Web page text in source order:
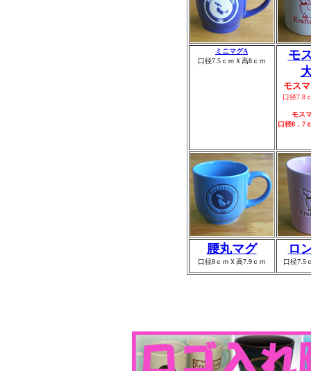
ミニマグA
口径7.5ｃｍＸ高8ｃｍ
モ
モス
口径7.8
モス
口径8．7
腰丸マグ
口径8ｃｍＸ高7.9ｃｍ
ロ
口径7.5